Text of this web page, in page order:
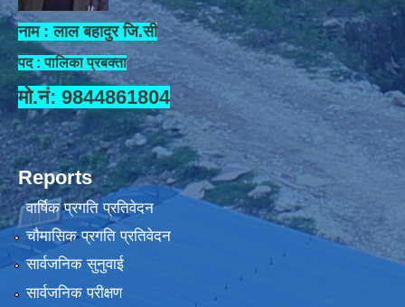
नाम : लाल बहादुर जि.सी
पद : पालिका प्रबक्ता
मो.नं: 9844861804
Reports
वार्षिक प्रगति प्रतिवेदन
चौमासिक प्रगति प्रतिवेदन
सार्वजनिक सुनुवाई
सार्वजनिक परीक्षण